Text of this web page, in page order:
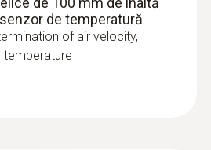
de temperatură
of air velocity,